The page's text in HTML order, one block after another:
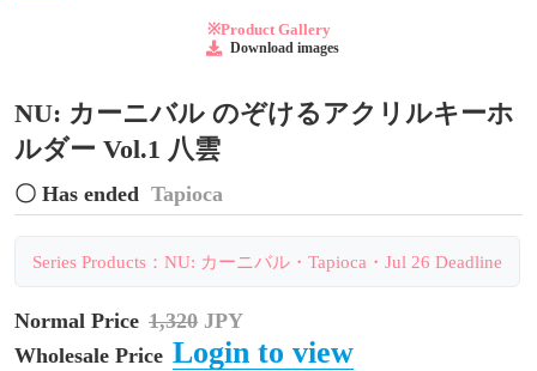
※Product Gallery
Download images
NU: カーニバル のぞけるアクリルキーホ
ルダー Vol.1 八雲
〇 Has ended Tapioca
Series Products：NU: カーニバル・Tapioca・Jul 26 Deadline
Normal Price 1,320 JPY
Wholesale Price Login to view